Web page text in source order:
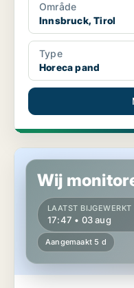
Område
Innsbruck, Tirol
Type
Horeca pand
Horeca pand in Brixlegg,
Wij
LAATST BIJGEWERKT
17:47 • 03 aug
Aangemaakt 5 d